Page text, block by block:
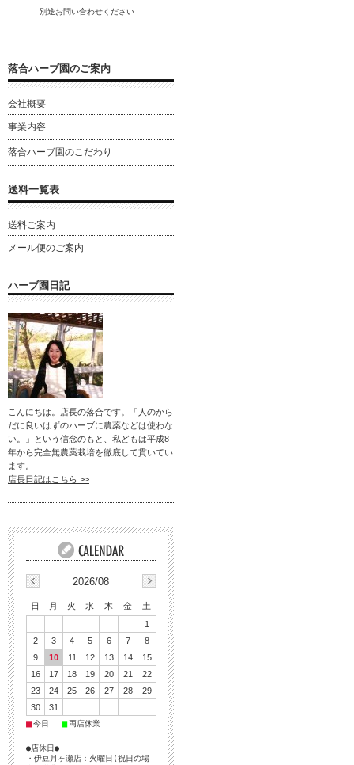
別途お問い合わせください
落合ハーブ園のご案内
会社概要
事業内容
落合ハーブ園のこだわり
送料一覧表
送料ご案内
メール便のご案内
ハーブ園日記
こんにちは。店長の落合です。「人のから
だに良いはずのハーブに農薬などは使わな
い。」という信念のもと、私どもは平成8
年から完全無農薬栽培を徹底して貫いてい
ます。
店長日記はこちら >>
2026/08
日 月 火 水 木 金
土
1
2
3 4 5 6 7
8
9
10 11 12 13 14
15
16
17 18 19 20 21
22
23
24 25 26 27 28
29
30
31
■今日 ■両店休業
●店休日●
・伊豆月ヶ瀬店：火曜日(祝日の場